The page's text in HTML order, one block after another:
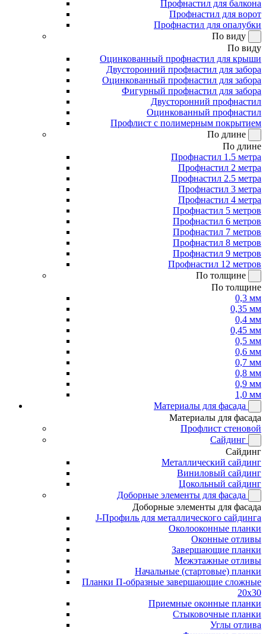
Профнастил для балкона
Профнастил для ворот
Профнастил для опалубки
По виду
По виду
Оцинкованный профнастил для крыши
Двусторонний профнастил для забора
Оцинкованный профнастил для забора
Фигурный профнастил для забора
Двусторонний профнастил
Оцинкованный профнастил
Профлист с полимерным покрытием
По длине
По длине
Профнастил 1.5 метра
Профнастил 2 метра
Профнастил 2.5 метра
Профнастил 3 метра
Профнастил 4 метра
Профнастил 5 метров
Профнастил 6 метров
Профнастил 7 метров
Профнастил 8 метров
Профнастил 9 метров
Профнастил 12 метров
По толщине
По толщине
0,3 мм
0,35 мм
0,4 мм
0,45 мм
0,5 мм
0,6 мм
0,7 мм
0,8 мм
0,9 мм
1,0 мм
Материалы для фасада
Материалы для фасада
Профлист стеновой
Сайдинг
Сайдинг
Металлический сайдинг
Виниловый сайдинг
Цокольный сайдинг
Доборные элементы для фасада
Доборные элементы для фасада
J-Профиль для металлического сайдинга
Околооконные планки
Оконные отливы
Завершающие планки
Межэтажные отливы
Начальные (стартовые) планки
Планки П-образные завершающие сложные
20x30
Приемные оконные планки
Стыковочные планки
Углы отлива